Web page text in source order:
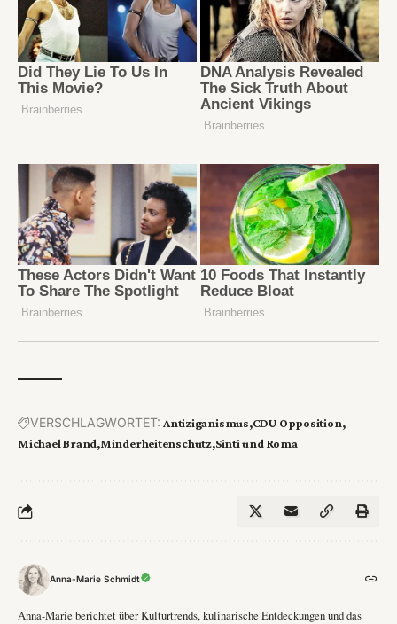
VERSCHLAGWORTET: Antiziganismus CDU Opposition
Michael Brand Minderheitenschutz Sinti und Roma
Anna-Marie Schmidt
Anna-Marie berichtet über Kulturtrends, kulinarische Entdeckungen und das